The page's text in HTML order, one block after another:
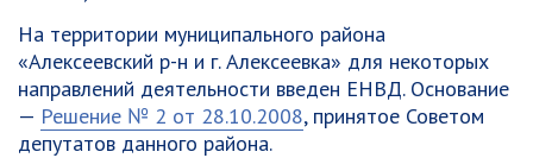
На территории муниципального района
«Алексеевский р-н и г. Алексеевка» для некоторых
направлений деятельности введен ЕНВД. Основание
— Решение № 2 от 28.10.2008, принятое Советом
депутатов данного района.